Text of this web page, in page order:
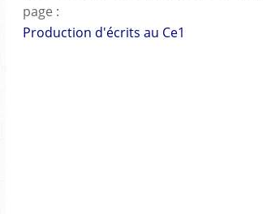
page :
Production d'écrits au Ce1